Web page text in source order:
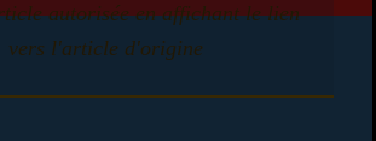
autorisée en affichant le lien
vers l'article d'origine